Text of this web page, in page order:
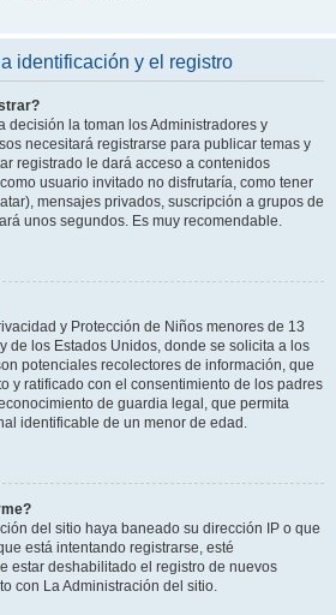
identificación y el registro
decisión la toman los Administradores y
necesitará registrarse para publicar temas y
registrado le dará acceso a contenidos
usuario invitado no disfrutaría, como tener
mensajes privados, suscripción a grupos de
unos segundos. Es muy recomendable.
y Protección de Niños menores de 13
de los Estados Unidos, donde se solicita a los
potenciales recolectores de información, que
y ratificado con el consentimiento de los padres
de guardia legal, que permita
identificable de un menor de edad.
del sitio haya baneado su dirección IP o que
está intentando registrarse, esté
estar deshabilitado el registro de nuevos
con La Administración del sitio.